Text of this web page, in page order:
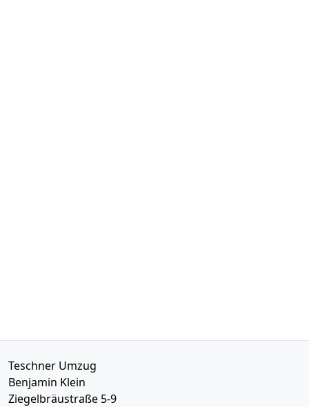
Teschner Umzug
Benjamin Klein
Ziegelbräustraße 5-9